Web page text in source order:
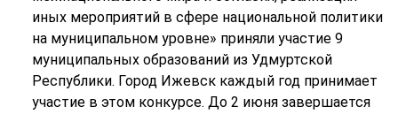
иных мероприятий в сфере национальной политики
на муниципальном уровне» приняли участие 9
муниципальных образований из Удмуртской
Республики. Город Ижевск каждый год принимает
участие в этом конкурсе. До 2 июня завершается